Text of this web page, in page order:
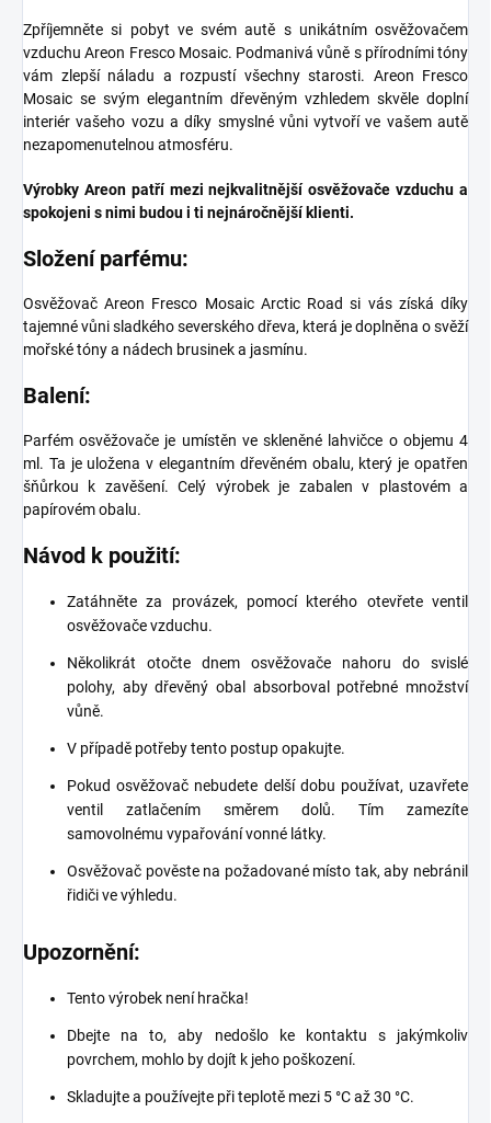
Zpříjemněte si pobyt ve svém autě s unikátním osvěžovačem
vzduchu Areon Fresco Mosaic. Podmanivá vůně s přírodními tóny
vám zlepší náladu a rozpustí všechny starosti. Areon Fresco
Mosaic se svým elegantním dřevěným vzhledem skvěle doplní
interiér vašeho vozu a díky smyslné vůni vytvoří ve vašem autě
nezapomenutelnou atmosféru.
Výrobky Areon patří mezi nejkvalitnější osvěžovače vzduchu a
spokojeni s nimi budou i ti nejnáročnější klienti.
Složení parfému:
Osvěžovač Areon Fresco Mosaic Arctic Road si vás získá díky
tajemné vůni sladkého severského dřeva, která je doplněna o svěží
mořské tóny a nádech brusinek a jasmínu.
Balení:
Parfém osvěžovače je umístěn ve skleněné lahvičce o objemu 4
ml. Ta je uložena v elegantním dřevěném obalu, který je opatřen
šňůrkou k zavěšení. Celý výrobek je zabalen v plastovém a
papírovém obalu.
Návod k použití:
Zatáhněte za provázek, pomocí kterého otevřete ventil
osvěžovače vzduchu.
Několikrát otočte dnem osvěžovače nahoru do svislé
polohy, aby dřevěný obal absorboval potřebné množství
vůně.
V případě potřeby tento postup opakujte.
Pokud osvěžovač nebudete delší dobu používat, uzavřete
ventil zatlačením směrem dolů. Tím zamezíte
samovolnému vypařování vonné látky.
Osvěžovač pověste na požadované místo tak, aby nebránil
řidiči ve výhledu.
Upozornění:
Tento výrobek není hračka!
Dbejte na to, aby nedošlo ke kontaktu s jakýmkoliv
povrchem, mohlo by dojít k jeho poškození.
Skladujte a používejte při teplotě mezi 5 °C až 30 °C.